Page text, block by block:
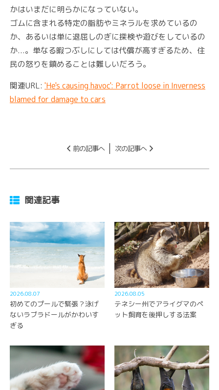
かはいまだに明らかになっていない。
ゴムに含まれる特定の脂肪やミネラルを求めているの
か、あるいは単に退屈しのぎに探検や遊びをしているの
か...。単なる暇つぶしにしては代償が高すぎるため、住
民の怒りを鎮めることは難しいだろう。
関連URL: 'He's causing havoc': Parrot loose in Inverness
blamed for damage to cars
前の記事へ 次の記事へ
関連記事
2026.08.07
初めてのプールで緊張？泳げ
ないラブラドールがかわいす
ぎる
2026.08.05
テネシー州でアライグマのペ
ット飼育を後押しする法案